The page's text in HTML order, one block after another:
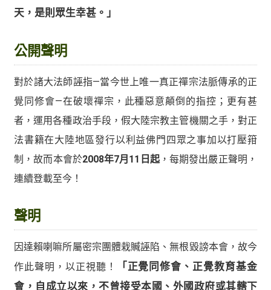
天，是則眾生幸甚。」
公開聲明
對於諸大法師誣指—當今世上唯一真正禪宗法脈傳承的正
覺同修會—在破壞禪宗，此種惡意顛倒的指控；更有甚
者，運用各種政治手段，假大陸宗教主管機關之手，對正
法書籍在大陸地區發行以利益佛門四眾之事加以打壓箝
制，故而本會於2008年7月11日起，每期發出嚴正聲明，
連續登載至今！
聲明
因達賴喇嘛所屬密宗團體栽贓誣陷、無根毀謗本會，故今
作此聲明，以正視聽！
「正覺同修會、正覺教育基金
會，自成立以來，不曾接受本國、外國政府或其轄下